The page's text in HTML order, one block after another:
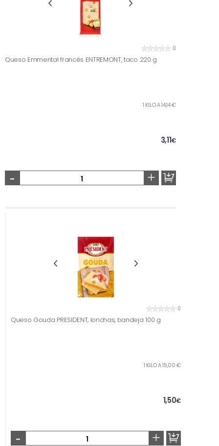
0
Queso Emmental francés ENTREMONT, taco 220 g
1 KILO A 14,14 €
3,11€
- +
0
Queso Gouda PRESIDENT, lonchas, bandeja 100 g
1 KILO A 15,00 €
1,50€
- +